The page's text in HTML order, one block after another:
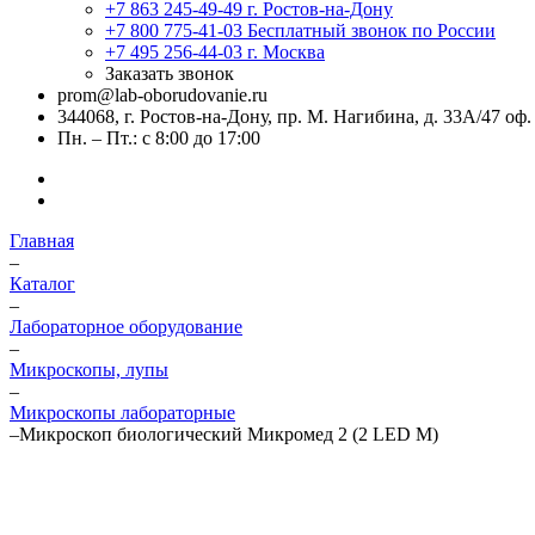
+7 863 245-49-49 г. Ростов-на-Дону
+7 800 775-41-03 Бесплатный звонок по России
+7 495 256-44-03 г. Москва
Заказать звонок
prom@lab-oborudovanie.ru
344068, г. Ростов-на-Дону, пр. М. Нагибина, д. 33А/47 оф.
Пн. – Пт.: с 8:00 до 17:00
Главная
–
Каталог
–
Лабораторное оборудование
–
Микроскопы, лупы
–
Микроскопы лабораторные
–Микроскоп биологический Микромед 2 (2 LED М)